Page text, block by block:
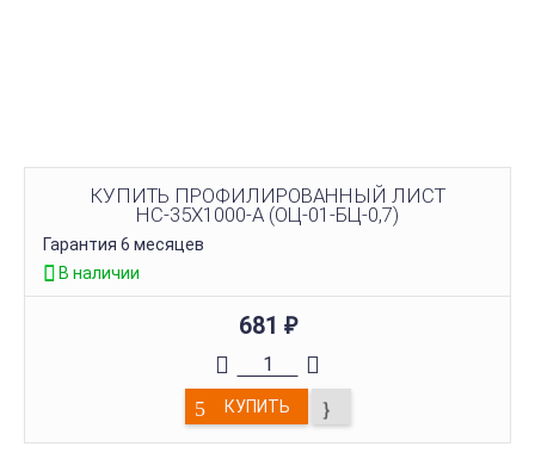
КУПИТЬ ПРОФИЛИРОВАННЫЙ ЛИСТ
НС-35Х1000-A (ОЦ-01-БЦ-0,7)
Гарантия 6 месяцев
В наличии
681 ₽
КУПИТЬ